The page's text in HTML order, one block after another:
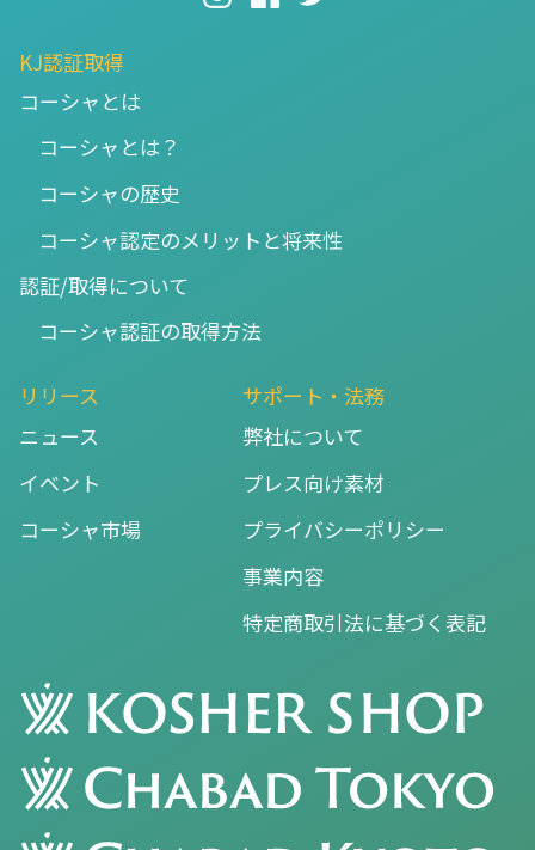
KJ認証取得
コーシャとは
コーシャとは？
コーシャの歴史
コーシャ認定のメリットと将来性
認証/取得について
コーシャ認証の取得方法
リリース
ニュース
イベント
コーシャ市場
サポート・法務
弊社について
プレス向け素材
プライバシーポリシー
事業内容
特定商取引法に基づく表記